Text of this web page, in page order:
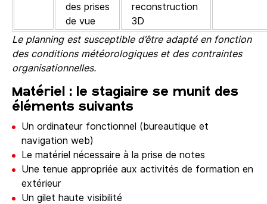
des prises
de vue
reconstruction
3D
Le planning est susceptible d’être adapté en fonction
des conditions météorologiques et des contraintes
organisationnelles.
Matériel : le stagiaire se munit des
éléments suivants
Un ordinateur fonctionnel (bureautique et
navigation web)
Le matériel nécessaire à la prise de notes
Une tenue appropriée aux activités de formation en
extérieur
Un gilet haute visibilité